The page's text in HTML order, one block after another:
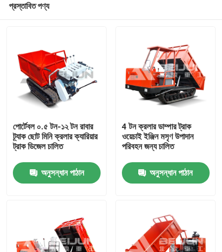
আমাদের সম্পর্কে
প্রস্তাবিত পণ্য
পোর্টেবল ০.৫ টন-১২ টন রাবার
ট্র্যাক ছোট মিনি ক্রলার ক্যারিয়ার
ট্রাক ডিজেল চালিত
অনুসন্ধান পাঠান
4 টন ক্রলার ডাম্পার ট্রাক
ওয়েচাই ইঞ্জিন মসৃণ উপাদান
পরিবহন জন্য চালিত
অনুসন্ধান পাঠান